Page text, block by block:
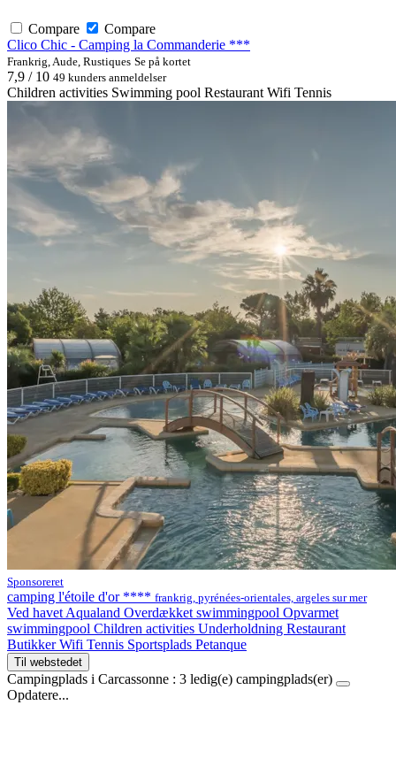
Compare
Compare
Clico Chic - Camping la Commanderie ***
Frankrig, Aude, Rustiques Se på kortet
7,9 / 10 49 kunders anmeldelser
Children activities Swimming pool Restaurant Wifi Tennis
Sponsoreret
camping l'étoile d'or **** frankrig, pyrénées-orientales, argeles sur mer
Ved havetAqualand Overdækket swimmingpool Opvarmet
swimmingpool Children activities Underholdning Restaurant
ButikkerWifi Tennis Sportsplads Petanque
Til webstedet
Campingplads i Carcassonne : 3 ledig(e) campingplads(er)
Opdatere...